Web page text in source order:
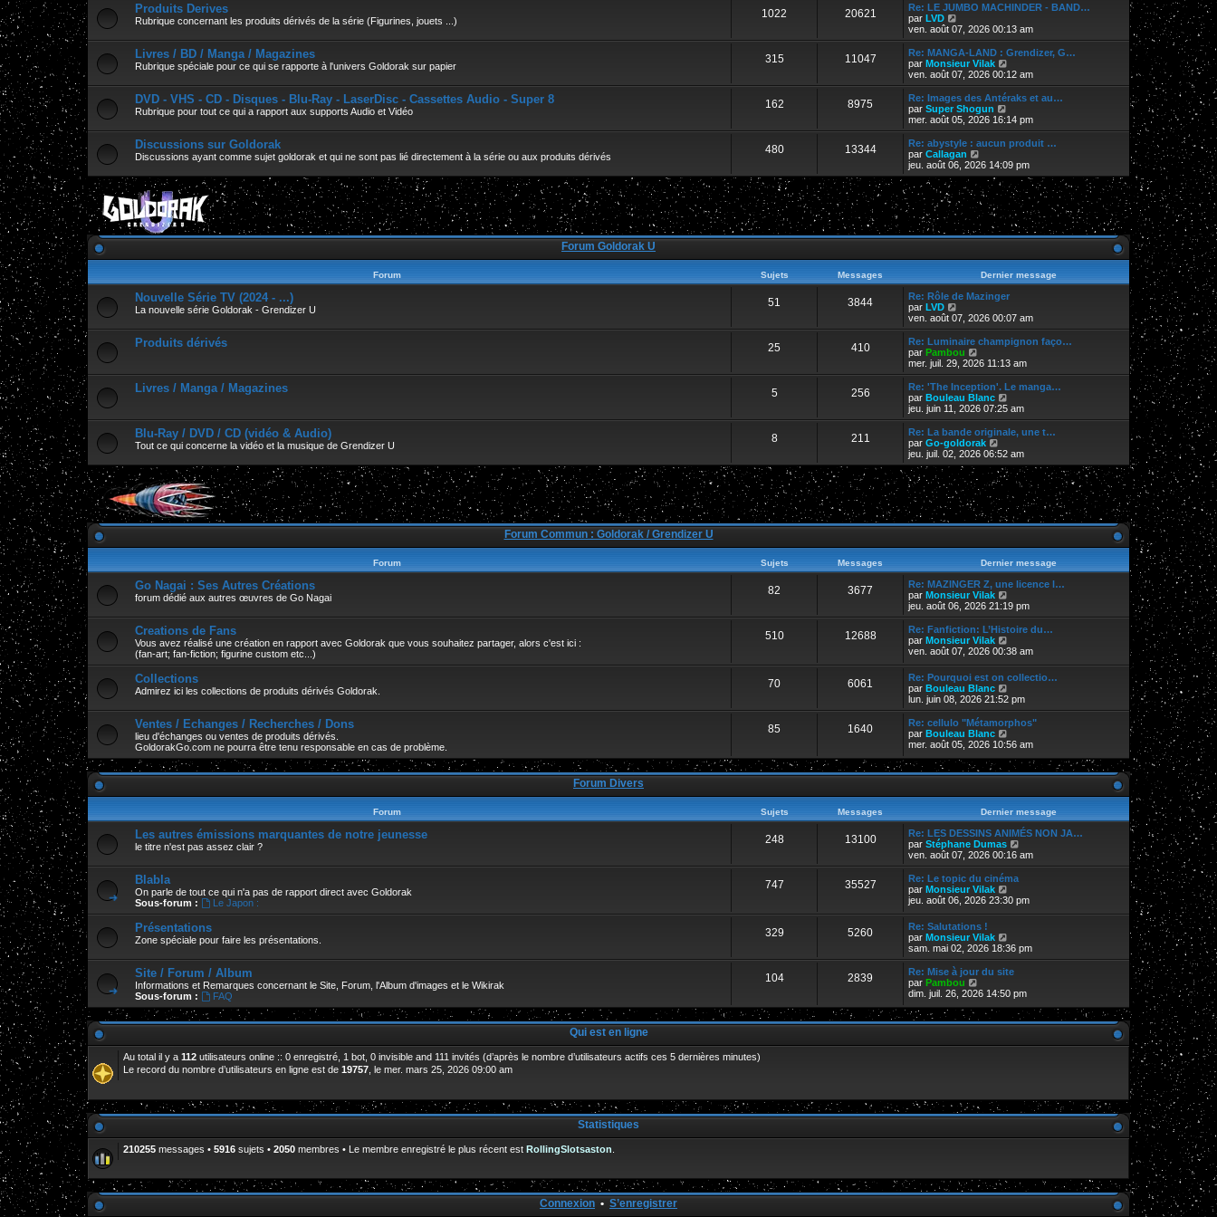
r
e
e
r
n
i
r
e
s
s
g
e
Produits Derives
Rubrique concernant les produits dérivés de la série (Figurines, jouets ...)
1022 20621
Re: LE JUMBO MACHINDER - BAND…
par LVD
o
i
r
l
e
r
n
i
r
m
e
s
a
g
e
ven. août 07, 2026 00:13 am
Livres / BD / Manga / Magazines
Rubrique spéciale pour ce qui se rapporte à l'univers Goldorak sur papier
315 11047
Re: MANGA-LAND : Grendizer, G…
par Monsieur Vilak
o
i
r
e
r
n
i
e
r
m
e
s
s
g
ven. août 07, 2026 00:12 am
DVD - VHS - CD - Disques - Blu-Ray - LaserDisc - Cassettes Audio - Super 8
Rubrique pour tout ce qui a rapport aux supports Audio et Vidéo
162 8975
Re: Images des Antéraks et au…
par Super Shogun
o
i
r
l
e
e
r
n
i
e
r
e
s
a
g
e
mer. août 05, 2026 16:14 pm
Discussions sur Goldorak
Discussions ayant comme sujet goldorak et qui ne sont pas lié directement à la série ou aux produits dérivés
480 13344
Re: abystyle : aucun produit …
par Callagan
o
i
l
e
e
r
i
e
r
m
s
s
a
g
e
jeu. août 06, 2026 14:09 pm
Forum Goldorak U
Forum Sujets Messages Dernier message
Nouvelle Série TV (2024 - ...)
La nouvelle série Goldorak - Grendizer U
51 3844
Re: Rôle de Mazinger
par LVD
o
i
r
l
e
d
r
n
i
r
m
e
s
s
a
g
e
ven. août 07, 2026 00:07 am
Produits dérivés 25 410
Re: Luminaire champignon faço…
par Pambou
o
i
r
l
e
r
n
i
m
s
s
g
e
mer. juil. 29, 2026 11:13 am
Livres / Manga / Magazines 5 256
Re: 'The Inception'. Le manga…
par Bouleau Blanc
o
i
r
e
e
n
i
e
r
e
s
s
a
e
jeu. juin 11, 2026 07:25 am
Blu-Ray / DVD / CD (vidéo & Audio)
Tout ce qui concerne la vidéo et la musique de Grendizer U
8 211
Re: La bande originale, une t…
par Go-goldorak
o
i
r
l
d
e
r
i
e
r
m
e
s
s
a
g
e
jeu. juil. 02, 2026 06:52 am
Forum Commun : Goldorak / Grendizer U
Forum Sujets Messages Dernier message
Go Nagai : Ses Autres Créations
forum dédié aux autres œuvres de Go Nagai
82 3677
Re: MAZINGER Z, une licence l…
par Monsieur Vilak
o
i
r
e
r
i
e
r
e
s
a
e
jeu. août 06, 2026 21:19 pm
Creations de Fans
Vous avez réalisé une création en rapport avec Goldorak que vous souhaitez partager, alors c'est ici :
(fan-art; fan-fiction; figurine custom etc...)
510 12688
Re: Fanfiction: L’Histoire du…
par Monsieur Vilak
o
l
d
r
i
e
r
m
s
a
g
e
ven. août 07, 2026 00:38 am
Collections
Admirez ici les collections de produits dérivés Goldorak.
70 6061
Re: Pourquoi est on collectio…
par Bouleau Blanc
o
i
r
l
e
e
r
i
r
m
e
s
s
g
lun. juin 08, 2026 21:52 pm
Ventes / Echanges / Recherches / Dons
lieu d'échanges ou ventes de produits dérivés.
GoldorakGo.com ne pourra être tenu responsable en cas de problème.
85 1640
Re: cellulo "Métamorphos"
par Bouleau Blanc
o
r
l
d
e
r
n
e
e
s
s
a
mer. août 05, 2026 10:56 am
Forum Divers
Forum Sujets Messages Dernier message
Les autres émissions marquantes de notre jeunesse
le titre n'est pas assez clair ?
248 13100
Re: LES DESSINS ANIMÉS NON JA…
par Stéphane Dumas
o
i
e
i
e
e
s
s
a
e
ven. août 07, 2026 00:16 am
Blabla
On parle de tout ce qui n'a pas de rapport direct avec Goldorak
Sous-forum :
Le Japon :
747 35527
Re: Le topic du cinéma
par Monsieur Vilak
o
e
d
r
i
e
m
jeu. août 06, 2026 23:30 pm
Présentations
Zone spéciale pour faire les présentations.
329 5260
Re: Salutations !
par Monsieur Vilak
o
i
r
e
d
r
i
s
a
sam. mai 02, 2026 18:36 pm
Site / Forum / Album
Informations et Remarques concernant le Site, Forum, l'Album d'images et le Wikirak
Sous-forum :
FAQ
104 2839
Re: Mise à jour du site
par Pambou
o
l
d
e
r
g
e
dim. juil. 26, 2026 14:50 pm
Qui est en ligne
Au total il y a 112 utilisateurs online :: 0 enregistré, 1 bot, 0 invisible and 111 invités (d’après le nombre d’utilisateurs actifs ces 5 dernières minutes)
Le record du nombre d’utilisateurs en ligne est de 19757 , le mer. mars 25, 2026 09:00 am
Statistiques
210255 messages • 5916 sujets • 2050 membres • Le membre enregistré le plus récent est RollingSlotsaston
Connexion • S’enregistrer